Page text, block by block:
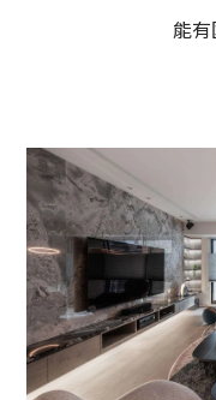
能有